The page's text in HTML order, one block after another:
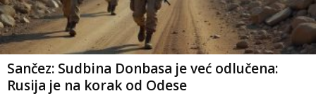
Sančez: Sudbina Donbasa je već odlučena:
Rusija je na korak od Odese